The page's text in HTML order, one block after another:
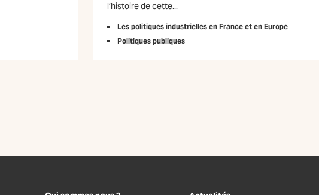
l’histoire de cette...
Les politiques industrielles en France et en Europe
Politiques publiques